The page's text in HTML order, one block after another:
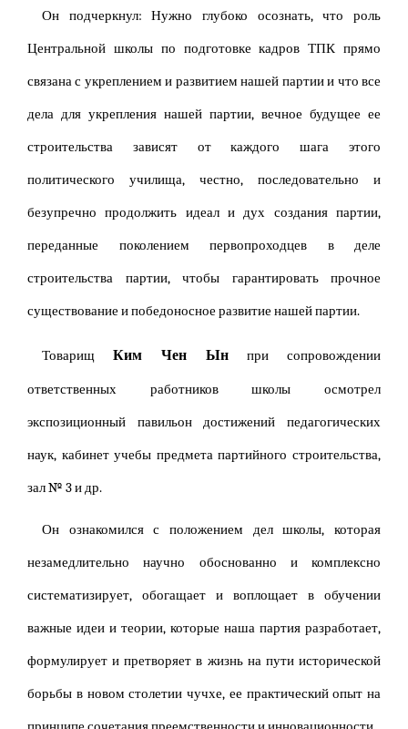
Он подчеркнул: Нужно глубоко осознать, что роль
Центральной школы по подготовке кадров ТПК прямо
связана с укреплением и развитием нашей партии и что все
дела для укрепления нашей партии, вечное будущее ее
строительства зависят от каждого шага этого
политического училища, честно, последовательно и
безупречно продолжить идеал и дух создания партии,
переданные поколением первопроходцев в деле
строительства партии, чтобы гарантировать прочное
существование и победоносное развитие нашей партии.
Товарищ Ким Чен Ын при сопровождении
ответственных работников школы осмотрел
экспозиционный павильон достижений педагогических
наук, кабинет учебы предмета партийного строительства,
зал № 3 и др.
Он ознакомился с положением дел школы, которая
незамедлительно научно обоснованно и комплексно
систематизирует, обогащает и воплощает в обучении
важные идеи и теории, которые наша партия разработает,
формулирует и претворяет в жизнь на пути исторической
борьбы в новом столетии чучхе, ее практический опыт на